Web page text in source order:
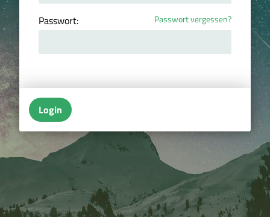
Passwort: Passwort vergessen?
Login